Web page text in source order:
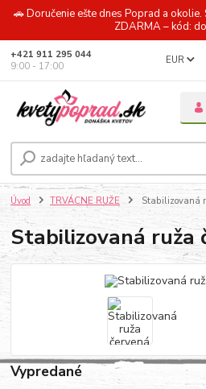
🚗 Doručenie ešte dnes Poprad a
ZDARMA – kód:
EUR
+421 911 295 044
9:00 - 17:00
Úvod TRVÁCNE RUŽE Stabilizovaná
Stabilizovaná ruža
Vypredané